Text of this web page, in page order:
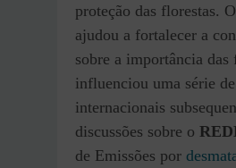
proteção das florestas.
ajudou a fortalecer a
sobre a importância das
influenciou uma série
internacionais
discussões sobre o
de Emissões por